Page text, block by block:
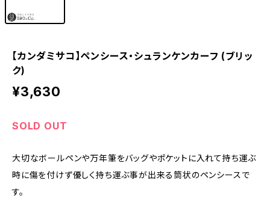
【カンダミサコ】ペンシース・シュランケンカーフ (ブリッ
ク)
¥3,630
SOLD OUT
大切なボールペンや万年筆をバッグやポケットに入れて持ち運ぶ
時に傷を付けず優しく持ち運ぶ事が出来る筒状のペンシースで
す。